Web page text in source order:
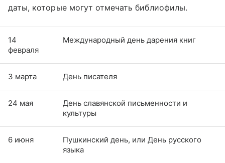
даты, которые могут отмечать библиофилы.
14
февраля
Международный день дарения книг
3 марта День писателя
24 мая
День славянской письменности и
культуры
6 июня
Пушкинский день, или День русского
языка